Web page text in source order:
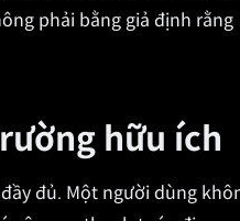
phải bằng giả định rằng
hữu ích
đủ. Một người dùng